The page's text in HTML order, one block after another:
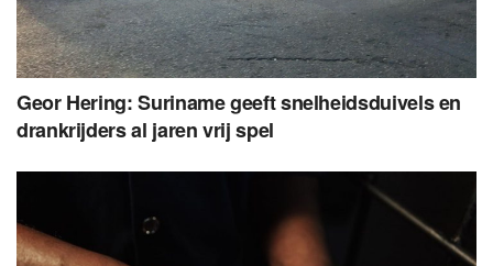
Geor Hering: Suriname geeft snelheidsduivels en
drankrijders al jaren vrij spel